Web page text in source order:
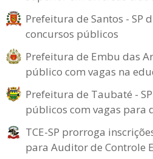
Prefeitura de Santos - SP
concursos públicos
Prefeitura de Embu das
público com vagas na
Prefeitura de Taubaté -
públicos com vagas para
TCE-SP prorroga
para Auditor de Controle